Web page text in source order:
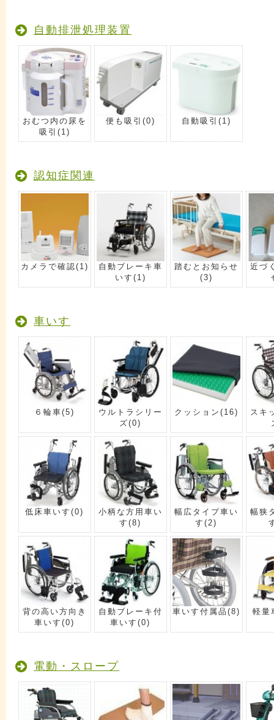
自動排泄処理装置
おむつ内の尿を
吸引 (1)
便も吸引 (0) 自動吸引 (1)
認知症関連
カメラで確認(1)
自動ブレーキ車
いす (1)
踏むとお知らせ
(3)
近づ
車いす
６輪車(5)
ウルトラシリー
ズ(0)
クッション (16)
スキ
低床車いす(0)
小柄な方用車い
す(8)
幅広タイプ車い
す(2)
幅狭
背の高い方向き
車いす(0)
自動ブレーキ付
車いす(0)
車いす付属品 (8) 軽量
電動・スロープ